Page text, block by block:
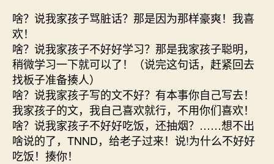
啥？说我家孩子骂脏话？那是因为那样豪爽！我喜
欢！
啥？说我家孩子不好好学习？那是我家孩子聪明，
稍微学习一下就可以了！（说完这句话，赶紧回去
找板子准备揍人）
啥？说我家孩子写的文不好？有本事你自己写去！
我家孩子的文，我自己喜欢就行，不用你们喜欢！
啥？说我家孩子不好好吃饭，还抽烟？……想不出
啥说的了，TNND，给老子过来！说!为什么不好好
吃饭！揍你！